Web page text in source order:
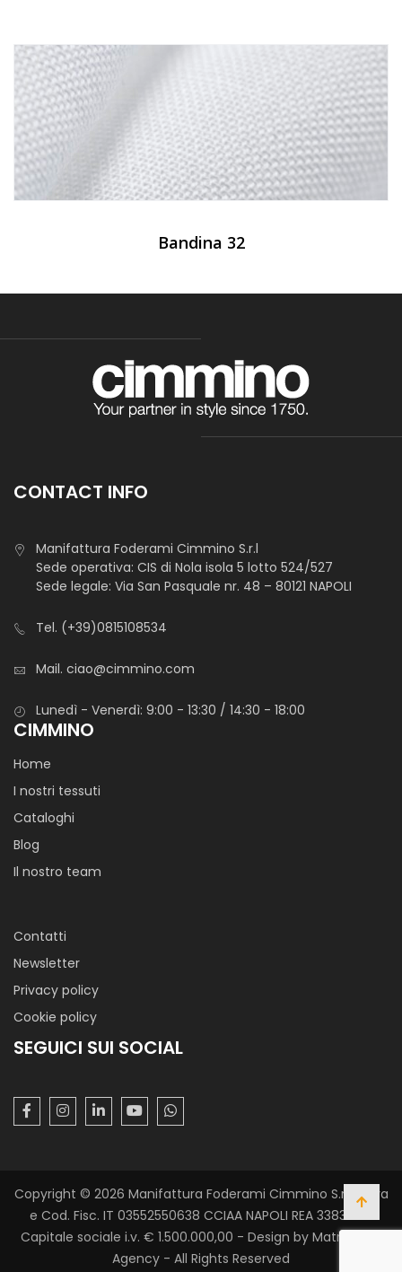
Bandina 32
CONTACT INFO
Manifattura Foderami Cimmino S.r.l
Sede operativa: CIS di Nola isola 5 lotto 524/527
Sede legale: Via San Pasquale nr. 48 – 80121 NAPOLI
Tel. (+39)0815108534
Mail. ciao@cimmino.com
Lunedì - Venerdì: 9:00 - 13:30 / 14:30 - 18:00
CIMMINO
Home
I nostri tessuti
Cataloghi
Blog
Il nostro team
Contatti
Newsletter
Privacy policy
Cookie policy
SEGUICI SUI SOCIAL
Copyright © 2026 Manifattura Foderami Cimmino S.r.l. P. Iva
e Cod. Fisc. IT 03552550638 CCIAA NAPOLI REA 338305 -
Capitale sociale i.v. € 1.500.000,00 - Design by Matrix Web
Agency - All Rights Reserved